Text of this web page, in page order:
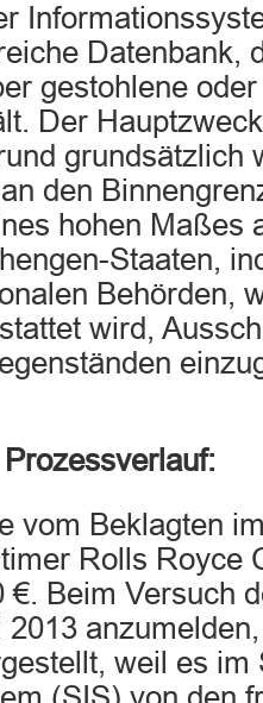
Datenbank,
gestohlene
Der
grundsätzlich
den
hohen Maßes
Staaten,
Behörden,
wird,
vom Beklagten
Rolls Royce
€. Beim Versuch
2013
weil es im